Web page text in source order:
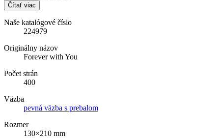
Čítať viac
Naše katalógové číslo
224979
Originálny názov
Forever with You
Počet strán
400
Väzba
pevná väzba s prebalom
Rozmer
130×210 mm